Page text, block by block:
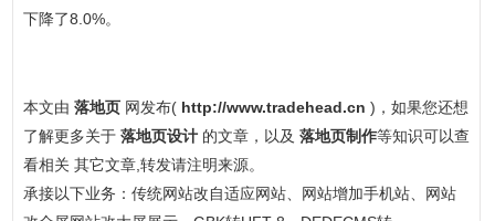
下降了8.0%。
本文由 落地页 网发布( http://www.tradehead.cn )，如果您还想
了解更多关于 落地页设计 的文章，以及 落地页制作等知识可以查
看相关 其它文章,转发请注明来源。
承接以下业务：传统网站改自适应网站、网站增加手机站、网站